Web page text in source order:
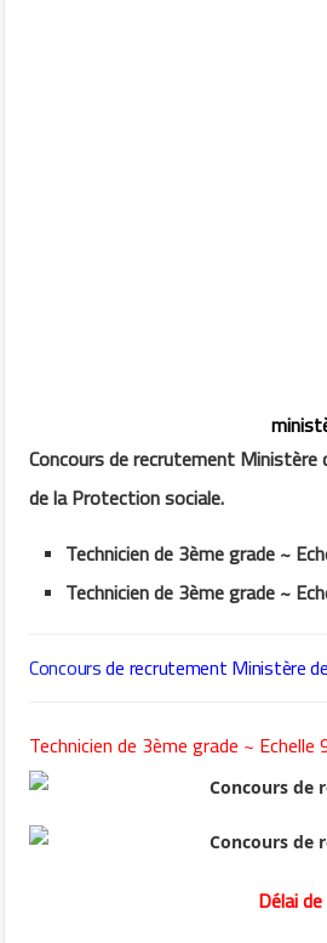
Concours de recrutement
de la Protection sociale.
Technicien de 3ème grade ~
Technicien de 3ème grade ~
Concoursde recrutement Ministère
Technicien de 3ème grade ~
Délai